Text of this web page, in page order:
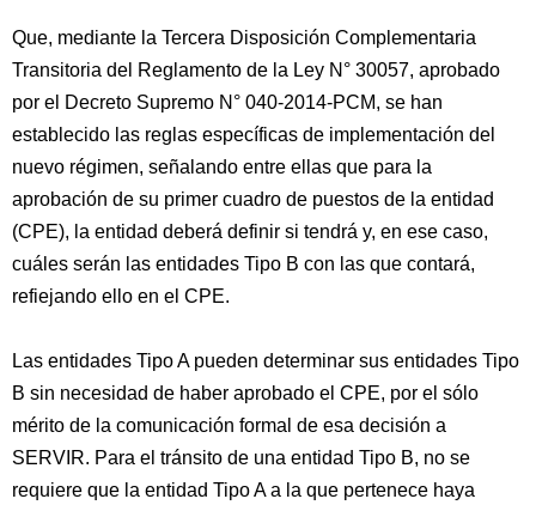
Que, mediante la Tercera Disposición Complementaria
Transitoria del Reglamento de la Ley N° 30057, aprobado
por el Decreto Supremo N° 040-2014-PCM, se han
establecido las reglas específicas de implementación del
nuevo régimen, señalando entre ellas que para la
aprobación de su primer cuadro de puestos de la entidad
(CPE), la entidad deberá definir si tendrá y, en ese caso,
cuáles serán las entidades Tipo B con las que contará,
refiejando ello en el CPE.
Las entidades Tipo A pueden determinar sus entidades Tipo
B sin necesidad de haber aprobado el CPE, por el sólo
mérito de la comunicación formal de esa decisión a
SERVIR. Para el tránsito de una entidad Tipo B, no se
requiere que la entidad Tipo A a la que pertenece haya